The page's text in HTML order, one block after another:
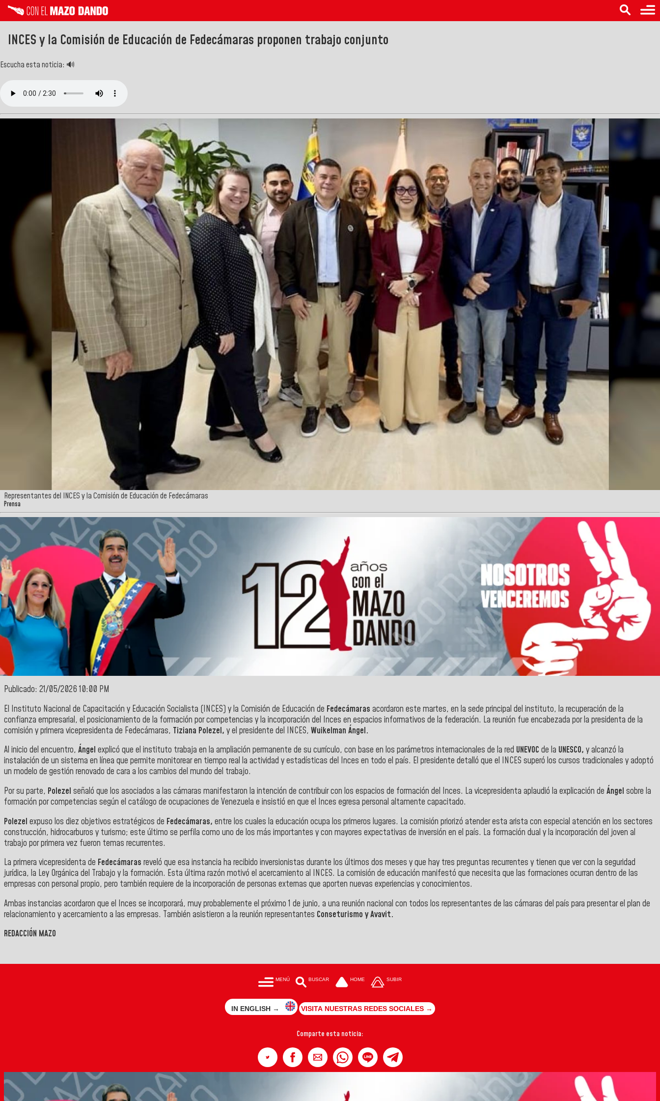
INCES y la Comisión de Educación de Fedecámaras proponen trabajo conjunto
Escucha esta noticia: 🔊
Representantes del INCES y la Comisión de Educación de Fedecámaras
Prensa
Publicado: 21/05/2026 10:00 PM
El Instituto Nacional de Capacitación y Educación Socialista (INCES) y la Comisión de Educación de Fedecámaras acordaron este martes, en la sede principal del instituto, la recuperación de la
confianza empresarial, el posicionamiento de la formación por competencias y la incorporación del Inces en espacios informativos de la federación. La reunión fue encabezada por la presidenta de la
comisión y primera vicepresidenta de Fedecámaras, Tiziana Polezel, y el presidente del INCES, Wuikelman Ángel.
Al inicio del encuentro, Ángel explicó que el instituto trabaja en la ampliación permanente de su currículo, con base en los parámetros internacionales de la red UNEVOC de la UNESCO, y alcanzó la
instalación de un sistema en línea que permite monitorear en tiempo real la actividad y estadísticas del Inces en todo el país. El presidente detalló que el INCES superó los cursos tradicionales y adoptó
un modelo de gestión renovado de cara a los cambios del mundo del trabajo.
Por su parte, Polezel señaló que los asociados a las cámaras manifestaron la intención de contribuir con los espacios de formación del Inces. La vicepresidenta aplaudió la explicación de Ángel sobre la
formación por competencias según el catálogo de ocupaciones de Venezuela e insistió en que el Inces egresa personal altamente capacitado.
Polezel expuso los diez objetivos estratégicos de Fedecámaras, entre los cuales la educación ocupa los primeros lugares. La comisión priorizó atender esta arista con especial atención en los sectores
construcción, hidrocarburos y turismo; este último se perfila como uno de los más importantes y con mayores expectativas de inversión en el país. La formación dual y la incorporación del joven al
trabajo por primera vez fueron temas recurrentes.
La primera vicepresidenta de Fedecámaras reveló que esa instancia ha recibido inversionistas durante los últimos dos meses y que hay tres preguntas recurrentes y tienen que ver con la seguridad
jurídica, la Ley Orgánica del Trabajo y la formación. Esta última razón motivó el acercamiento al INCES. La comisión de educación manifestó que necesita que las formaciones ocurran dentro de las
empresas con personal propio, pero también requiere de la incorporación de personas externas que aporten nuevas experiencias y conocimientos.
Ambas instancias acordaron que el Inces se incorporará, muy probablemente el próximo 1 de junio, a una reunión nacional con todos los representantes de las cámaras del país para presentar el plan de
relacionamiento y acercamiento a las empresas. También asistieron a la reunión representantes Conseturismo y Avavit.
REDACCIÓN MAZO
MENÚ BUSCAR HOME SUBIR
IN ENGLISH → VISITA NUESTRAS REDES SOCIALES →
Comparte esta noticia: